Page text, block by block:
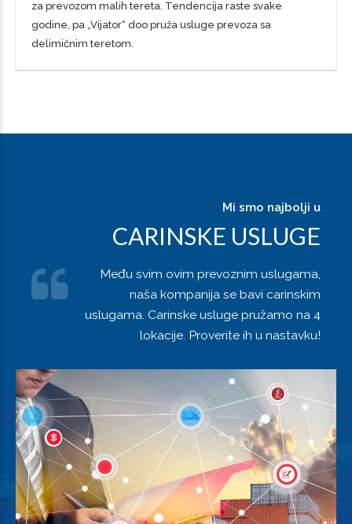
za prevozom malih tereta. Tendencija raste svake
godine, pa „Vijator“ doo pruža usluge prevoza sa
delimičnim teretom.
Mi smo najbolji u
CARINSKE USLUGE
Među svim ovim prevoznim uslugama,
naša kompanija se bavi carinskim
uslugama. Carinske usluge pružamo na 4
lokacije. Proverite ih u nastavku!